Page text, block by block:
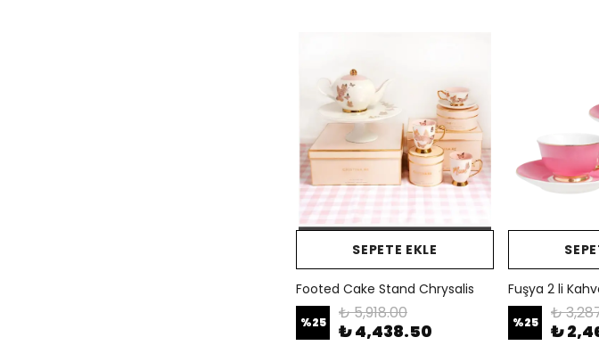
SEPETE EKLE
Footed Cake Stand Chrysalis
%25 ₺ 5,918.00
₺ 4,438.50
Fuşya 2 li
%25 ₺
₺